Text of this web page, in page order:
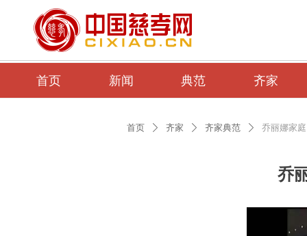
首页 新闻 典范 齐家
乔
首页 ꄲ 齐家 ꄲ 齐家典范 ꄲ 乔丽娜家